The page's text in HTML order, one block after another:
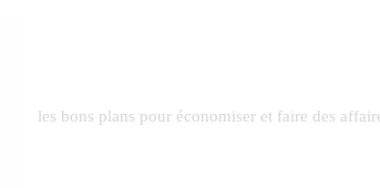
les bons plans pour économiser et faire des